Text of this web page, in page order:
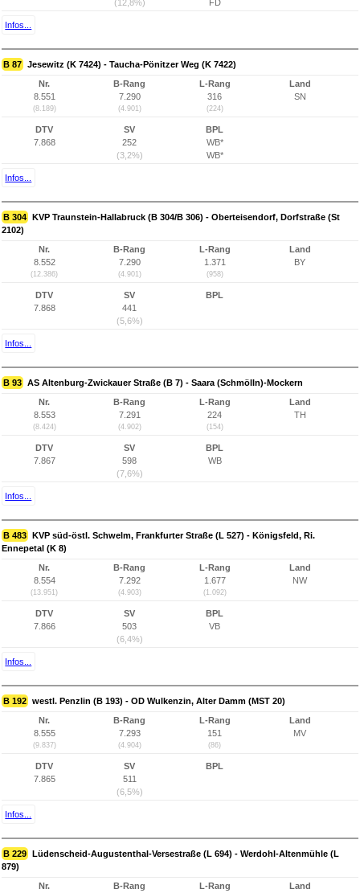
(12,8%) FD
Infos...
B 87 Jesewitz (K 7424) - Taucha-Pönitzer Weg (K 7422)
Nr.
8.551
(8.189)
B-Rang
7.290
(4.901)
L-Rang
316
(224)
Land
SN
DTV
7.868
SV
252
(3,2%)
BPL
WB*
WB*
Infos...
B 304 KVP Traunstein-Hallabruck (B 304/B 306) - Oberteisendorf, Dorfstraße (St
2102)
Nr.
8.552
(12.386)
B-Rang
7.290
(4.901)
L-Rang
1.371
(958)
Land
BY
DTV
7.868
SV
441
(5,6%)
BPL
Infos...
B 93 AS Altenburg-Zwickauer Straße (B 7) - Saara (Schmölln)-Mockern
Nr.
8.553
(8.424)
B-Rang
7.291
(4.902)
L-Rang
224
(154)
Land
TH
DTV
7.867
SV
598
(7,6%)
BPL
WB
Infos...
B 483 KVP süd-östl. Schwelm, Frankfurter Straße (L 527) - Königsfeld, Ri.
Ennepetal (K 8)
Nr.
8.554
(13.951)
B-Rang
7.292
(4.903)
L-Rang
1.677
(1.092)
Land
NW
DTV
7.866
SV
503
(6,4%)
BPL
VB
Infos...
B 192 westl. Penzlin (B 193) - OD Wulkenzin, Alter Damm (MST 20)
Nr.
8.555
(9.837)
B-Rang
7.293
(4.904)
L-Rang
151
(86)
Land
MV
DTV
7.865
SV
511
(6,5%)
BPL
Infos...
B 229 Lüdenscheid-Augustenthal-Versestraße (L 694) - Werdohl-Altenmühle (L
879)
Nr.
B-Rang
L-Rang
Land